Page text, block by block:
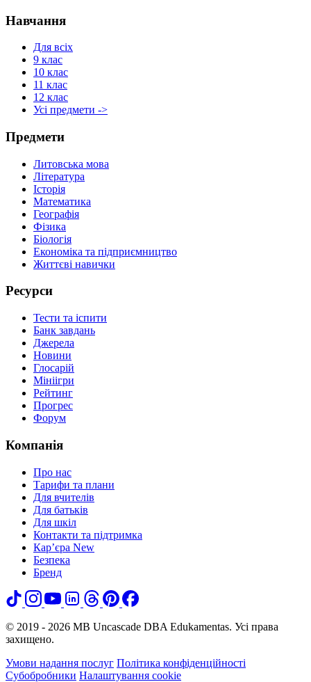
Навчання
Для всіх
9 клас
10 клас
11 клас
12 клас
Усі предмети ->
Предмети
Литовська мова
Література
Історія
Математика
Географія
Фізика
Біологія
Економіка та підприємництво
Життєві навички
Ресурси
Тести та іспити
Банк завдань
Джерела
Новини
Глосарій
Мініігри
Рейтинг
Прогрес
Форум
Компанія
Про нас
Тарифи та плани
Для вчителів
Для батьків
Для шкіл
Контакти та підтримка
Кар’єра New
Безпека
Бренд
© 2019 - 2026 MB Uncascade DBA Edukamentas. Усі права
захищено.
Умови надання послуг Політика конфіденційності
Субобробники Налаштування cookie